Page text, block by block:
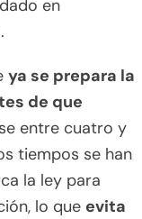
en
ya se prepara la
de que
entre cuatro y
tiempos se han
la ley para
lo que evita